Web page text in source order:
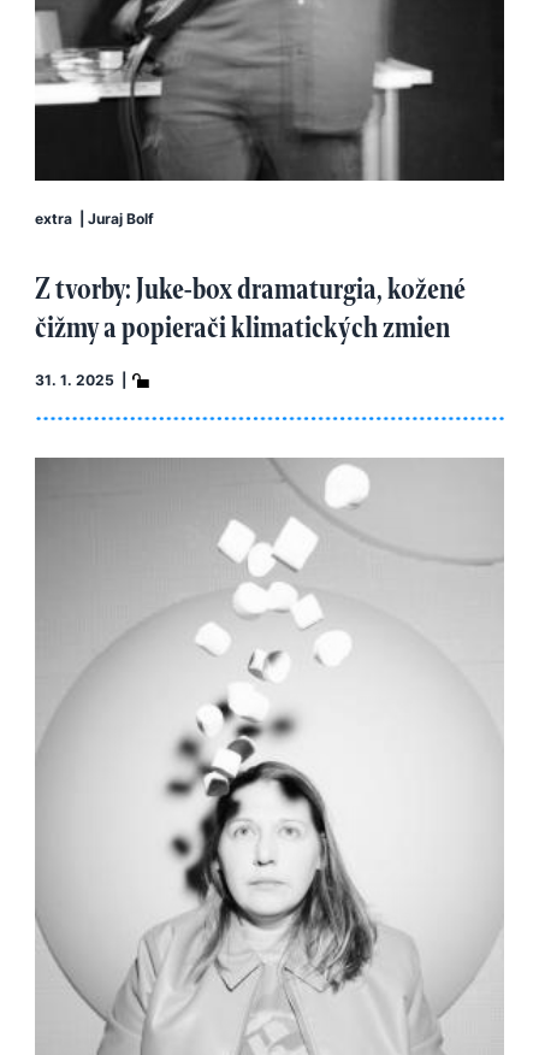
extra Juraj Bolf
Z tvorby: Juke-box dramaturgia, kožené
čižmy a popierači klimatických zmien
31. 1. 2025 |